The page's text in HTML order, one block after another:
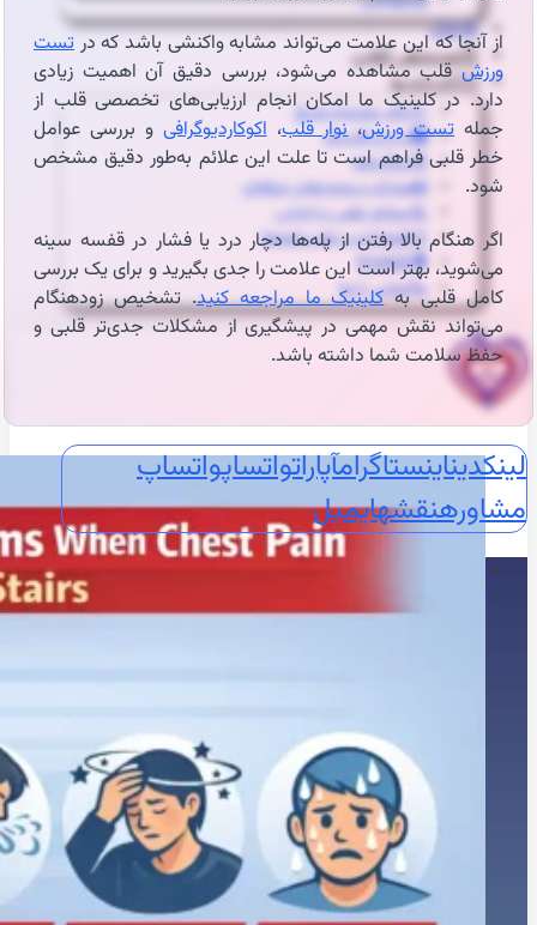
📝بلاگ
⏰نوبت‌دهی آنلاین
👩🏻‍⚕️درباره ما
🩺دکتر محبوبه شیخ
🏥درباره کلینیک
📕زندگینامه
🪪مدارک و مجوزهای حرفه‌ای
📃سوابق علمی و اجرایی
🥇افتخارات و تقدیرنامه‌ها
🌍English
📞تماس با ما
لینکدیناینستاگرامآپاراتواتساپواتساپ
مشاورهنقشهایمیل
📽️اکو چهاربعدی
🏃‍♀️استرس اکو
🧪کانتراست اکو
🍴اکو از مری
📊اکو داپلر طیفی
💗اکو داپلر رنگی
🫀اکو داپلر بافتی TDI
از آنجا که این علامت می‌تواند مشابه واکنشی باشد که در تست
ورزشقلب مشاهده می‌شود، بررسی دقیق آن اهمیت زیادی
دارد. در کلینیک ما امکان انجام ارزیابی‌های تخصصی قلب از
جملهتست ورزش،نوار قلب،اکوکاردیوگرافی و بررسی عوامل
خطر قلبی فراهم است تا علت این علائم به‌طور دقیق مشخص
شود.
اگر هنگام بالا رفتن از پله‌ها دچار درد یا فشار در قفسه سینه
می‌شوید، بهتر است این علامت را جدی بگیرید و برای یک بررسی
کامل قلبی بهکلینیک ما مراجعه کنید. تشخیص زودهنگام
می‌تواند نقش مهمی در پیشگیری از مشکلات جدی‌تر قلبی و
حفظ سلامت شما داشته باشد.